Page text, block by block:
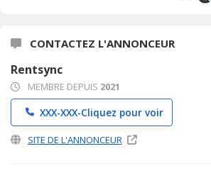
CONTACTEZ L'ANNONCEUR
Rentsync
MEMBRE DEPUIS 2021
XXX-XXX-Cliquez pour voir
SITE DE L'ANNONCEUR